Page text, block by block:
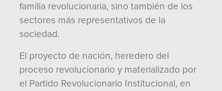
familia revolucionaria, sino también de los
sectores más representativos de la
sociedad.
El proyecto de nación, heredero del
proceso revolucionario y materializado por
el Partido Revolucionario Institucional, en